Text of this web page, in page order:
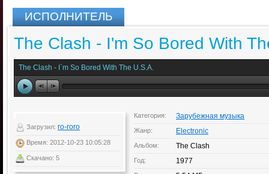
ИСПОЛНИТЕЛЬ
The Clash - I'm So Bored With
The Clash - I`m So Bored With The U.S.A.
Загрузил: ro-roro
Время: 2012-10-23 10:05:28
Скачано: 5
Категория: Зарубежная музыка
Жанр: Electronic
Альбом: The Clash
Год: 1977